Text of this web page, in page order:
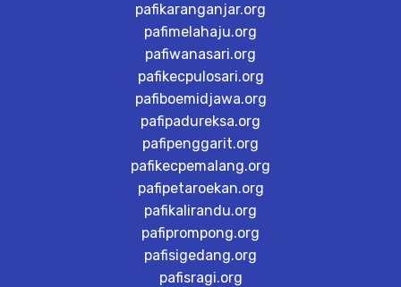
pafikaranganjar.org
pafimelahaju.org
pafiwanasari.org
pafikecpulosari.org
pafiboemidjawa.org
pafipadureksa.org
pafipenggarit.org
pafikecpemalang.org
pafipetaroekan.org
pafikalirandu.org
pafiprompong.org
pafisigedang.org
pafisragi.org